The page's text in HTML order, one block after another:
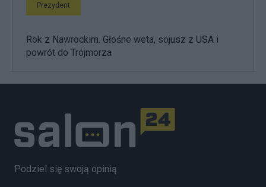
Prezydent
Rok z Nawrockim. Głośne weta, sojusz z USA i
powrót do Trójmorza
Podziel się swoją opinią